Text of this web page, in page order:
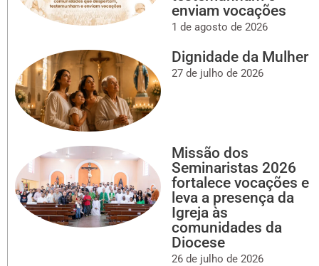
enviam vocações
1 de agosto de 2026
Dignidade da Mulher
27 de julho de 2026
Missão dos
Seminaristas 2026
fortalece vocações e
leva a presença da
Igreja às
comunidades da
Diocese
26 de julho de 2026